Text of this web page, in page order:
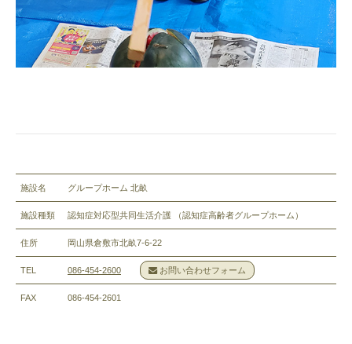
施設名 グループホーム 北畝
施設種類 認知症対応型共同生活介護 （認知症高齢者グループホーム）
住所 岡山県倉敷市北畝7-6-22
TEL 086-454-2600 お問い合わせフォーム
FAX 086-454-2601